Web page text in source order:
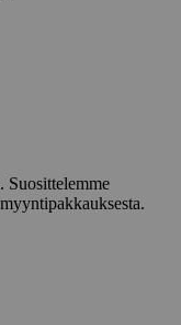
Suosittelemme